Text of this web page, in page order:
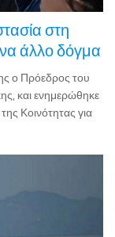
στη
άλλο δόγμα
ο Πρόεδρος του
και ενημερώθηκε
Κοινότητας για